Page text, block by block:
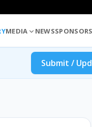
MEDIA NEWS
Submit /